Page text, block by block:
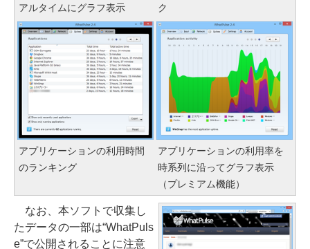
アルタイムにグラフ表示
ク
アプリケーションの利用時間
のランキング
アプリケーションの利用率を
時系列に沿ってグラフ表示
（プレミアム機能）
なお、本ソフトで収集し
たデータの一部は“WhatPuls
e”で公開されることに注意